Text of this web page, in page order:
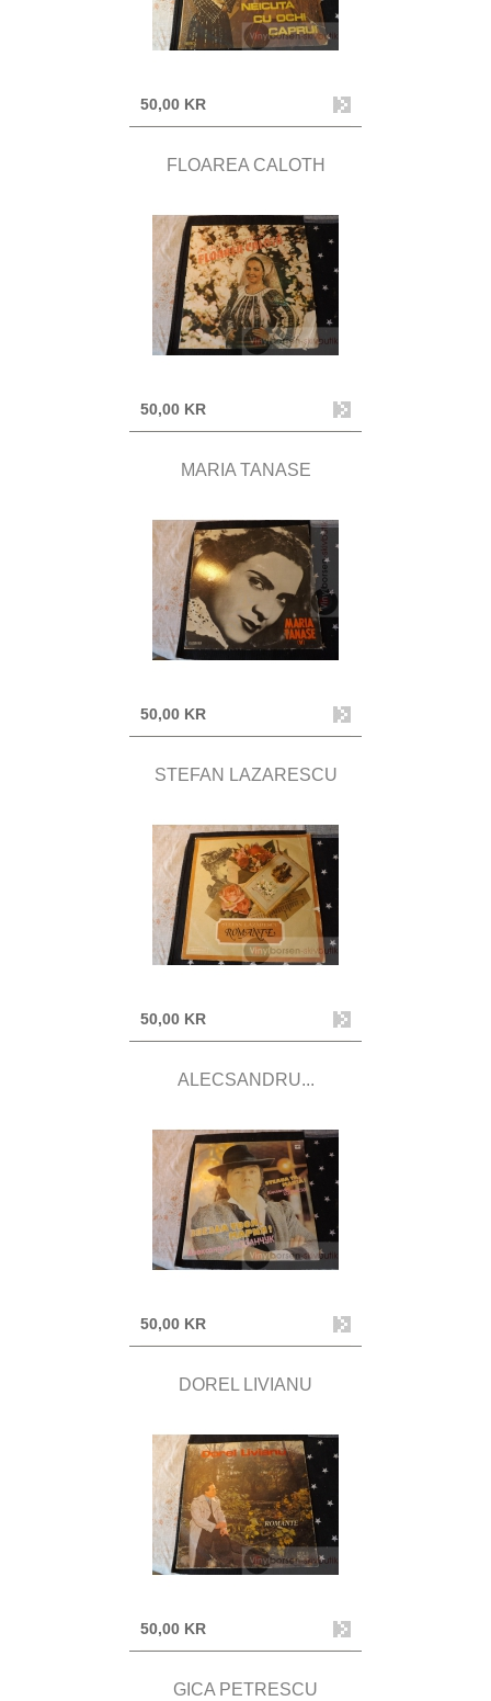
50,00 KR
FLOAREA CALOTH
50,00 KR
MARIA TANASE
50,00 KR
STEFAN LAZARESCU
50,00 KR
ALECSANDRU...
50,00 KR
DOREL LIVIANU
50,00 KR
GICA PETRESCU